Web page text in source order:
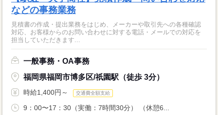
などの事務業務
見積書の作成・提出業務をはじめ、メーカーや取引先への各種確認
対応、お客様からのお問い合わせに対する電話・メールでの対応を
担当していただきます...
一般事務・OA事務
福岡県福岡市博多区/祇園駅（徒歩 3分）
時給1,400円～ 交通費全額支給
9：00〜17：30（実働：7時間30分） （休憩6...